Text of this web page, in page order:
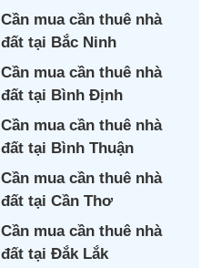
Cần mua cần thuê nhà
đất tại Bắc Ninh
Cần mua cần thuê nhà
đất tại Bình Định
Cần mua cần thuê nhà
đất tại Bình Thuận
Cần mua cần thuê nhà
đất tại Cần Thơ
Cần mua cần thuê nhà
đất tại Đắk Lắk